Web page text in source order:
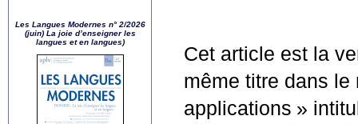
Cet article est la
même titre dans le
applications »
Les Langues Modernes n° 2/2026
(juin) La joie d’enseigner les
langues et en langues)